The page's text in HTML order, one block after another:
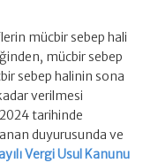
mücbir sebep hali
mücbir sebep
sebep halinin sona
verilmesi
tarihinde
duyurusunda ve
Vergi Usul Kanunu